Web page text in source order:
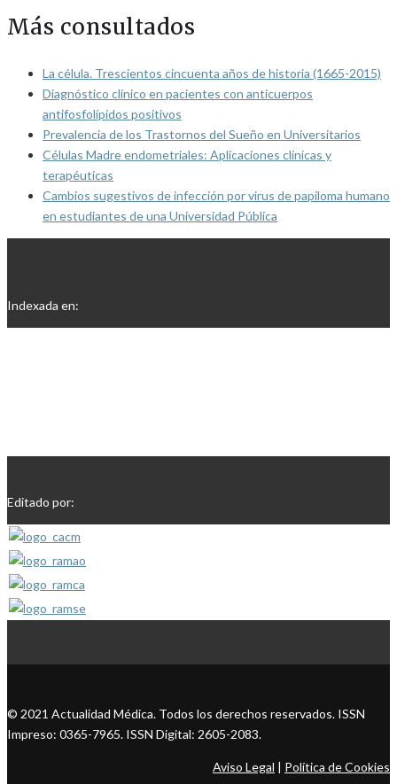
Más consultados
La célula. Trescientos cincuenta años de historia (1665-2015)
Diagnóstico clínico en pacientes con anticuerpos
antifosfolípidos positivos
Prevalencia de los Trastornos del Sueño en Universitarios
Células Madre endometriales: Aplicaciones clínicas y
terapéuticas
Cambios sugestivos de infección por virus de papiloma humano
en estudiantes de una Universidad Pública
Indexada en:
Editado por:
© 2021 Actualidad Médica. Todos los derechos reservados. ISSN
Impreso: 0365-7965. ISSN Digital: 2605-2083.
Aviso Legal | Política de Cookies